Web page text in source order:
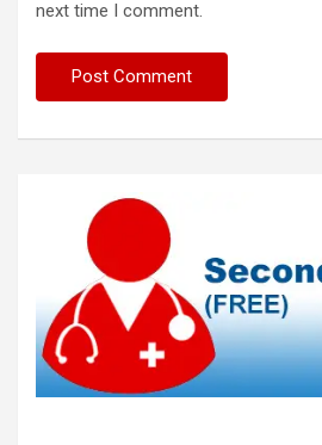
next time I comment.